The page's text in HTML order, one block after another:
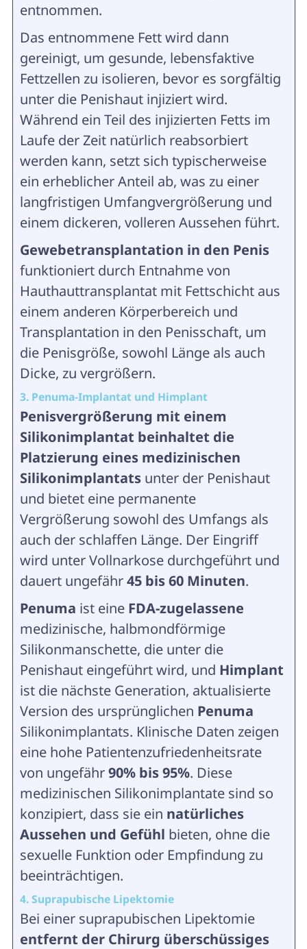
entnommen.
Das entnommene Fett wird dann
gereinigt, um gesunde, lebensfaktive
Fettzellen zu isolieren, bevor es sorgfältig
unter die Penishaut injiziert wird.
Während ein Teil des injizierten Fetts im
Laufe der Zeit natürlich reabsorbiert
werden kann, setzt sich typischerweise
ein erheblicher Anteil ab, was zu einer
langfristigen Umfangvergrößerung und
einem dickeren, volleren Aussehen führt.
Gewebetransplantation in den Penis
funktioniert durch Entnahme von
Hauthauttransplantat mit Fettschicht aus
einem anderen Körperbereich und
Transplantation in den Penisschaft, um
die Penisgröße, sowohl Länge als auch
Dicke, zu vergrößern.
3. Penuma-Implantat und Himplant
Penisvergrößerung mit einem
Silikonimplantat beinhaltet die
Platzierung eines medizinischen
Silikonimplantats unter der Penishaut
und bietet eine permanente
Vergrößerung sowohl des Umfangs als
auch der schlaffen Länge. Der Eingriff
wird unter Vollnarkose durchgeführt und
dauert ungefähr45 bis 60 Minuten.
Penuma ist eine FDA-zugelassene
medizinische, halbmondförmige
Silikonmanschette, die unter die
Penishaut eingeführt wird, und Himplant
ist die nächste Generation, aktualisierte
Version des ursprünglichen Penuma
Silikonimplantats. Klinische Daten zeigen
eine hohe Patientenzufriedenheitsrate
von ungefähr90% bis 95%. Diese
medizinischen Silikonimplantate sind so
konzipiert, dass sie ein natürliches
Aussehen und Gefühl bieten, ohne die
sexuelle Funktion oder Empfindung zu
beeinträchtigen.
4. Suprapubische Lipektomie
Bei einer suprapubischen Lipektomie
entfernt der Chirurg überschüssiges